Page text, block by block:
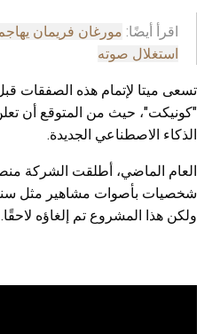
اقرأ أيضًا: مورغان فريمان
استغلال صوته
تسعى ميتا لإتمام هذه الصفقات
"كونيكت"، حيث من المتوقع أن
الذكاء الاصطناعي الجديدة.
العام الماضي، أطلقت الشركة
شخصيات بأصوات مشاهير مثل
ولكن هذا المشروع تم إلغاؤه لاحقًا.